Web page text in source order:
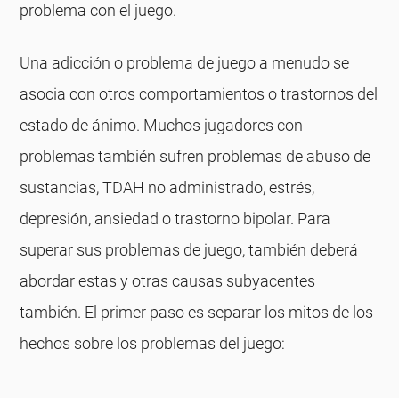
problema con el juego.
Una adicción o problema de juego a menudo se
asocia con otros comportamientos o trastornos del
estado de ánimo. Muchos jugadores con
problemas también sufren problemas de abuso de
sustancias, TDAH no administrado, estrés,
depresión, ansiedad o trastorno bipolar. Para
superar sus problemas de juego, también deberá
abordar estas y otras causas subyacentes
también. El primer paso es separar los mitos de los
hechos sobre los problemas del juego: